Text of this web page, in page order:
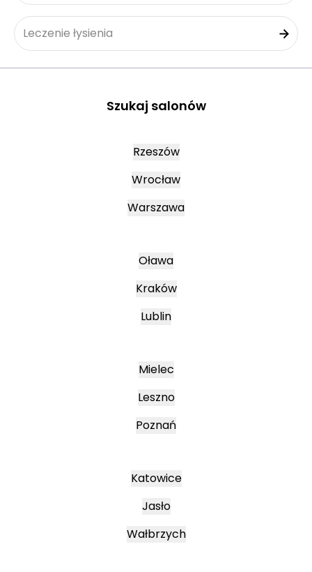
Leczenie łysienia
Szukaj salonów
Rzeszów
Wrocław
Warszawa
Oława
Kraków
Lublin
Mielec
Leszno
Poznań
Katowice
Jasło
Wałbrzych